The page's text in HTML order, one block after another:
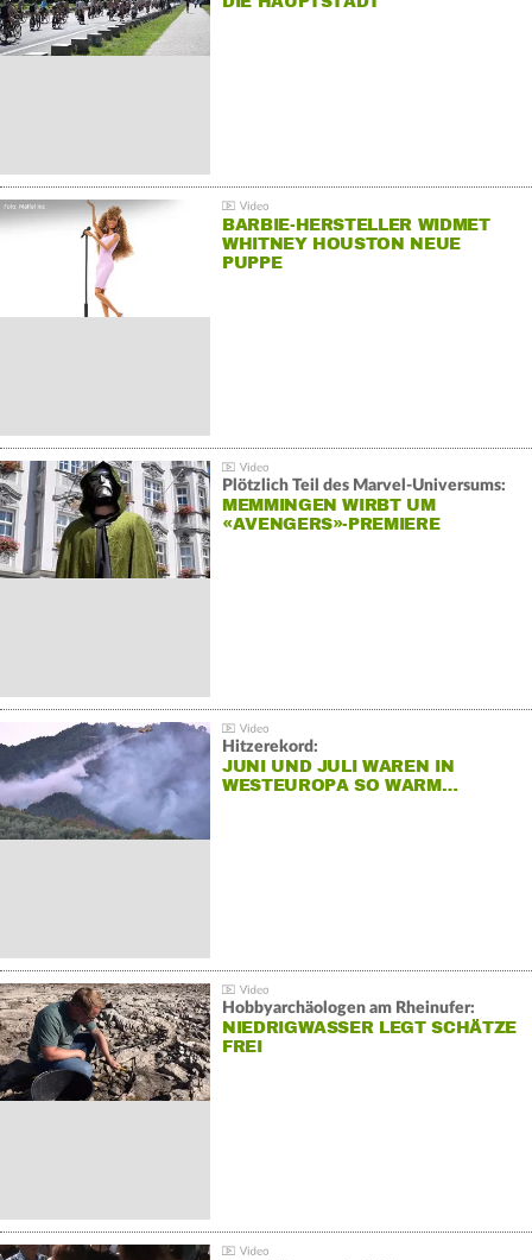
BARBIE-HERSTELLER WIDMET
WHITNEY HOUSTON NEUE
PUPPE
Plötzlich Teil des Marvel-Universums:
MEMMINGEN WIRBT UM
«AVENGERS»-PREMIERE
Hitzerekord:
JUNI UND JULI WAREN IN
WESTEUROPA SO WARM…
Hobbyarchäologen am Rheinufer:
NIEDRIGWASSER LEGT SCHÄTZE
FREI